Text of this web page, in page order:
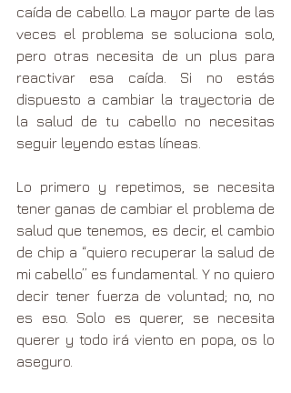
caída de cabello. La mayor parte de las
veces el problema se soluciona solo,
pero otras necesita de un plus para
reactivar esa caída. Si no estás
dispuesto a cambiar la trayectoria de
la salud de tu cabello no necesitas
seguir leyendo estas líneas.
Lo primero y repetimos, se necesita
tener ganas de cambiar el problema de
salud que tenemos, es decir, el cambio
de chip a “quiero recuperar la salud de
mi cabello” es fundamental. Y no quiero
decir tener fuerza de voluntad; no, no
es eso. Solo es querer, se necesita
querer y todo irá viento en popa, os lo
aseguro.